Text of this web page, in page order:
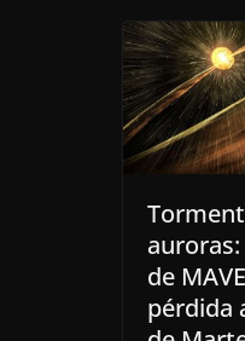
de
pérdida